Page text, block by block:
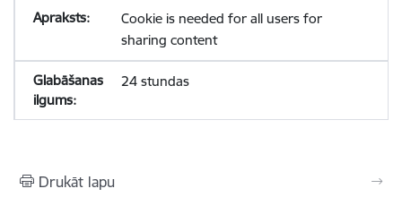
Cookie is needed for all users for
sharing content
24 stundas
Drukāt lapu